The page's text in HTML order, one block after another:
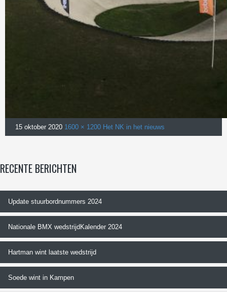
15 oktober 2020 1600 × 1200 Het NK in het nieuws
RECENTE BERICHTEN
Update stuurbordnummers 2024
Nationale BMX wedstrijdKalender 2024
Hartman wint laatste wedstrijd
Soede wint in Kampen